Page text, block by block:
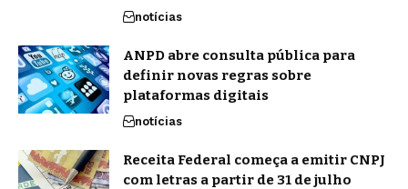
notícias
ANPD abre consulta pública para
definir novas regras sobre
plataformas digitais
notícias
Receita Federal começa a emitir CNPJ
com letras a partir de 31 de julho